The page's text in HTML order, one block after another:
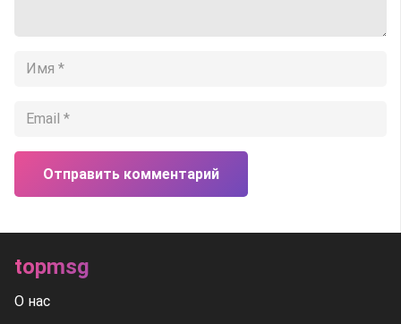
Отправить комментарий
topmsg
О нас